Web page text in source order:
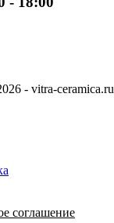
- vitra-ceramica.ru
соглашение